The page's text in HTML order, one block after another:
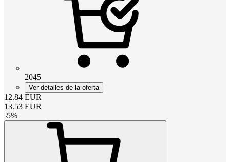
2045
Ver detalles de la oferta
12.84 EUR
13.53 EUR
-5%